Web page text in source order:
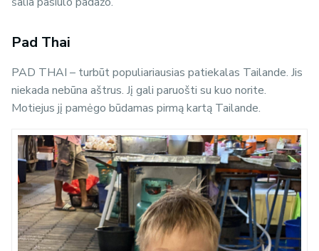
Pad Thai
PAD THAI – turbūt populiariausias patiekalas Tailande. Jis
niekada nebūna aštrus. Jį gali paruošti su kuo norite.
Motiejus jį pamėgo būdamas pirmą kartą Tailande.